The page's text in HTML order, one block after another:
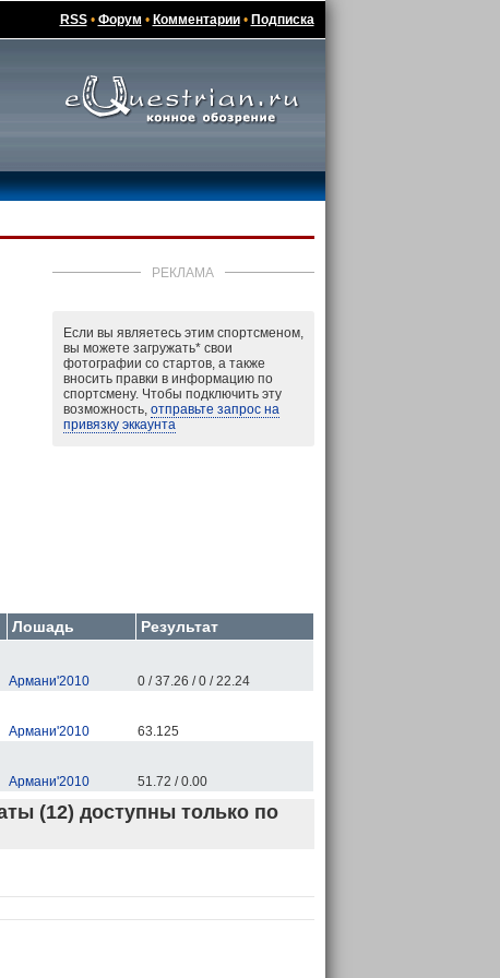
RSS• Форум • Комментарии• Подписка
РЕКЛАМА
Если вы являетесь этим спортсменом,
вы можете загружать*свои
фотографии со стартов, а также
вносить правки в информацию по
спортсмену. Чтобы подключить эту
возможность, отправьте запрос на
привязку эккаунта
Лошадь
Результат
Армани'2010 0 / 37.26 / 0 / 22.24
Армани'2010 63.125
Армани'2010 51.72 / 0.00
(12) доступны только по